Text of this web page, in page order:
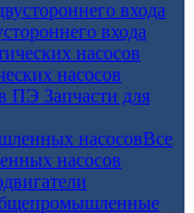
входа
насосов
Запчасти для
Все
насосов